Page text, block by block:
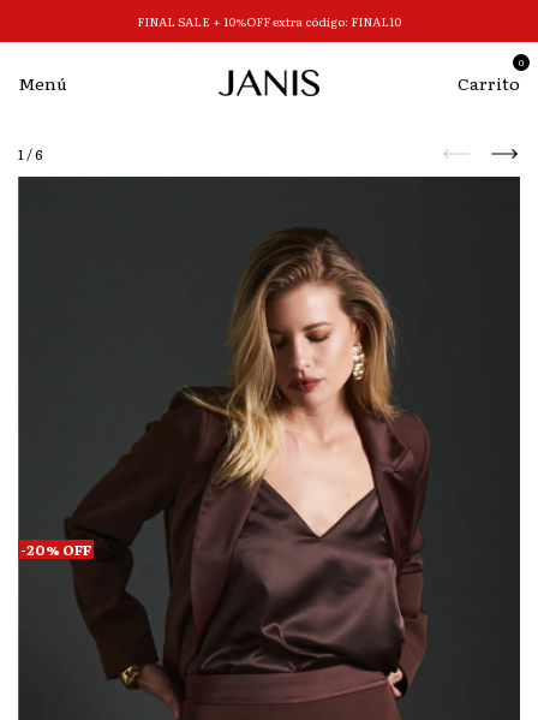
FINAL SALE + 10%OFF extra código: FINAL10
Menú Carrito
0
1/6
-20% OFF